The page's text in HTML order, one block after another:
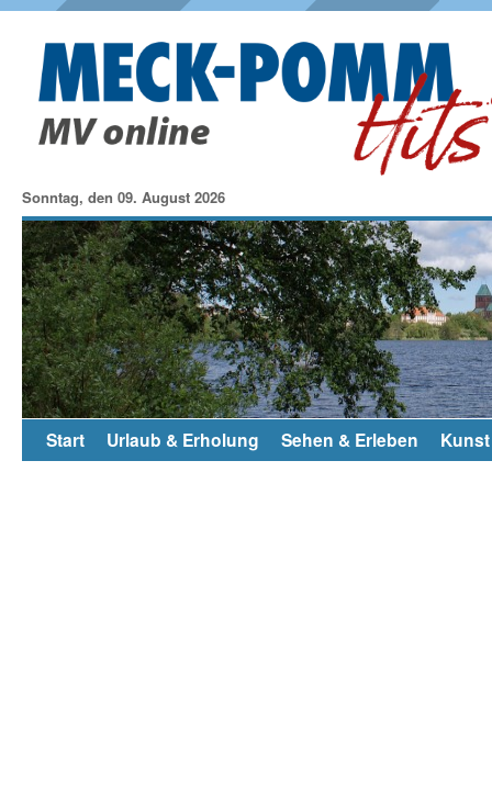
Sonntag, den 09. August 2026
Start Urlaub & Erholung Sehen & Erleben